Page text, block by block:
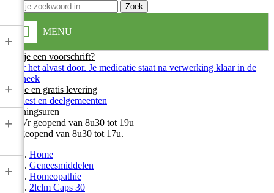
Zoek
MENU
+
+
+
+
Heb je een voorschrift?
Stuur het alvast door. Je medicatie staat na verwerking klaar in de
apotheek
Snelle en gratis levering
In Diest en deelgemeenten
Openingsuren
Ma-Vr geopend van 8u30 tot 19u
Zat geopend van 8u30 tot 17u.
Home
Geneesmiddelen
Homeopathie
2lclm Caps 30